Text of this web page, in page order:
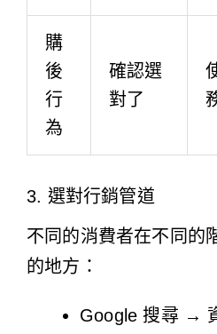
購
後
行
為
確認選
對了
3. 選對行銷管道
不同的消費者在不同的
的地方：
Google 搜尋 →